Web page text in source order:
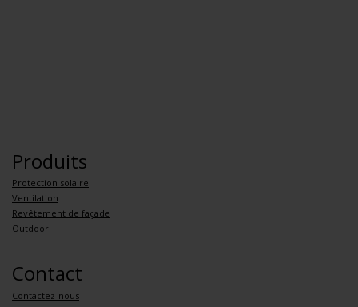
Produits
Protection solaire
Ventilation
Revêtement de façade
Outdoor
Contact
Contactez-nous